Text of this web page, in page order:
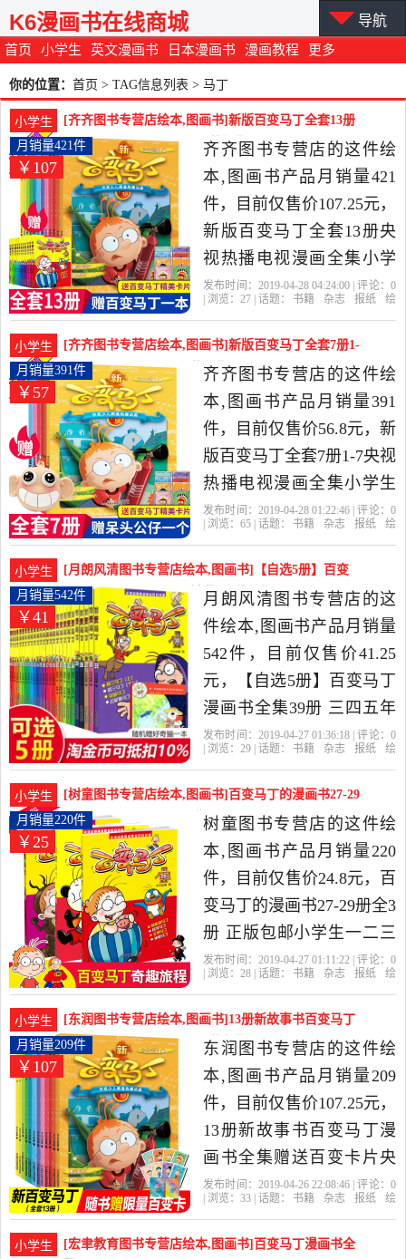
首页 小学生 英文漫画书 日本漫画书 漫画教程 更多
K6漫画书在线商城 导航
你的位置： 首页 > TAG信息列表 > 马丁
小学生
[齐齐图书专营店绘本,图画书]新版百变马丁全套13册
央视热播电视漫月销量421件仅售107.25元
￥107
月销量421件
齐齐图书专营店的这件绘
本,图画书产品月销量421
件，目前仅售价107.25元，
新版百变马丁全套13册央
视热播电视漫画全集小学
生一二三年级动漫故事书6-
绘本智力开发益智课外阅
读书书籍是2019年齐齐图
书专营店精选书籍,杂志,报
纸当中性价比很高的绘本,
图画书，由广东 深圳发
货。
发布时间：2019-04-28 04:24:00 | 评论： 0
| 浏览： 27 | 话题： 书籍 杂志 报纸
绘
小学生
[齐齐图书专营店绘本,图画书]新版百变马丁全套7册1-
7央视热播电月销量391件仅售56.8元
￥57
月销量391件
齐齐图书专营店的这件绘
本,图画书产品月销量391
件，目前仅售价56.8元，新
版百变马丁全套7册1-7央视
热播电视漫画全集小学生
一二三年级动漫故事书6-12
本智力开发益智课外阅读
书是2019年齐齐图书专营
店精选书籍,杂志,报纸当中
性价比很高的绘本,图画
书，由广东 深圳发货。
发布时间：2019-04-28 01:22:46 | 评论： 0
| 浏览： 65 | 话题： 书籍 杂志 报纸
绘
小学生
[月朗风清图书专营店绘本,图画书]【自选5册】百变
马丁漫画书全集39册月销量542件仅售41.25元
￥41
月销量542件
月朗风清图书专营店的这
件绘本,图画书产品月销量
542件，目前仅售价41.25
元，【自选5册】百变马丁
漫画书全集39册 三四五年
级搞笑儿童卡通动漫连环
生故事书全套一本马丁的
早晨玩具书是2019年月朗
风清图书专营店精选书籍,
杂志,报纸当中性价比很高
的绘本,图画书，由北京发
货。
发布时间：2019-04-27 01:36:18 | 评论： 0
| 浏览： 29 | 话题： 书籍 杂志 报纸
绘
小学生
[树童图书专营店绘本,图画书]百变马丁的漫画书27-29
册全3册 月销量220件仅售24.8元
￥25
月销量220件
树童图书专营店的这件绘
本,图画书产品月销量220
件，目前仅售价24.8元，百
变马丁的漫画书27-29册全3
册 正版包邮小学生一二三
年级课外阅读动画书全集
书读物书籍百变马丁(27)是
2019年树童图书专营店精
选书籍,杂志,报纸当中性价
比很高的绘本,图画书，由
河北 石家庄发货。
发布时间：2019-04-27 01:11:22 | 评论： 0
| 浏览： 28 | 话题： 书籍 杂志 报纸
绘
小学生
[东润图书专营店绘本,图画书]13册新故事书百变马丁
漫画书全集赠送月销量209件仅售107.25元
￥107
月销量209件
东润图书专营店的这件绘
本,图画书产品月销量209
件，目前仅售价107.25元，
13册新故事书百变马丁漫
画书全集赠送百变卡片央
视热播卡通动画小学生图
样的职业儿童绘本3-6周岁
发布时间：2019-04-26 22:08:46 | 评论： 0
| 浏览： 33 | 话题： 书籍 杂志 报纸
绘
小学生
[宏聿教育图书专营店绘本,图画书]百变马丁漫画书全